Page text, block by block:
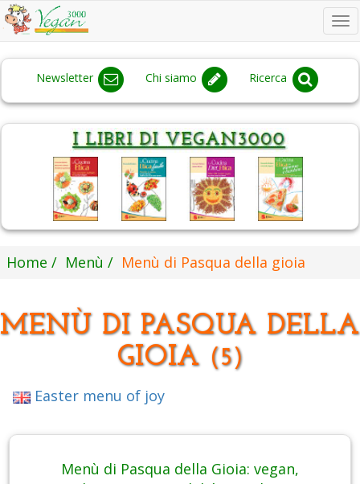
Newsletter Chi siamo Ricerca
Home Menù Menù di Pasqua della gioia
MENÙ DI PASQUA DELLA
GIOIA (5)
Easter menu of joy
Menù di Pasqua della Gioia: vegan,